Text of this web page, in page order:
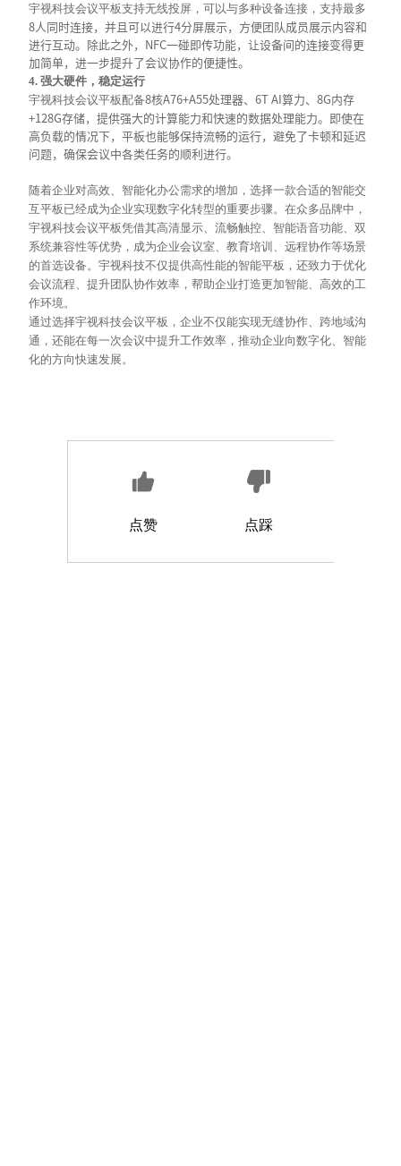
宇视科技会议平板支持无线投屏，可以与多种设备连接，支持最多
8人同时连接，并且可以进行4分屏展示，方便团队成员展示内容和
进行互动。除此之外，NFC一碰即传功能，让设备间的连接变得更
加简单，进一步提升了会议协作的便捷性。
4. 强大硬件，稳定运行
宇视科技会议平板配备8核A76+A55处理器、6T AI算力、8G内存
+128G存储，提供强大的计算能力和快速的数据处理能力。即使在
高负载的情况下，平板也能够保持流畅的运行，避免了卡顿和延迟
问题，确保会议中各类任务的顺利进行。
随着企业对高效、智能化办公需求的增加，选择一款合适的智能交
互平板已经成为企业实现数字化转型的重要步骤。在众多品牌中，
宇视科技会议平板凭借其高清显示、流畅触控、智能语音功能、双
系统兼容性等优势，成为企业会议室、教育培训、远程协作等场景
的首选设备。宇视科技不仅提供高性能的智能平板，还致力于优化
会议流程、提升团队协作效率，帮助企业打造更加智能、高效的工
作环境。
通过选择宇视科技会议平板，企业不仅能实现无缝协作、跨地域沟
通，还能在每一次会议中提升工作效率，推动企业向数字化、智能
化的方向快速发展。